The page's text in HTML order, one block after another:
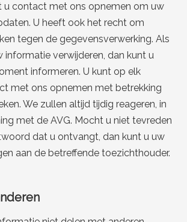
u contact met ons opnemen om uw
U heeft ook het recht om
tegen de gegevensverwerking. Als
informatie verwijderen, dan kunt u
informeren. U kunt op elk
met ons opnemen met betrekking
We zullen altijd tijdig reageren, in
met de AVG. Mocht u niet tevreden
dat u ontvangt, dan kunt u uw
aan de betreffende toezichthouder.